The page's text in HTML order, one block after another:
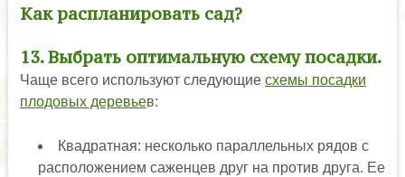
Как распланировать сад?
13. Выбрать оптимальную схему посадки.
Чаще всего используют следующие схемы посадки
плодовых деревьев:
Квадратная: несколько параллельных рядов с
расположением саженцев друг на против друга. Ее